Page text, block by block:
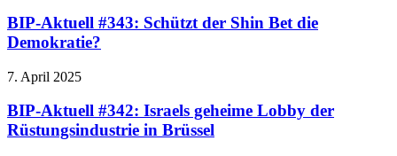
BIP-Aktuell #343: Schützt der Shin Bet die
Demokratie?
7. April 2025
BIP-Aktuell #342: Israels geheime Lobby der
Rüstungsindustrie in Brüssel